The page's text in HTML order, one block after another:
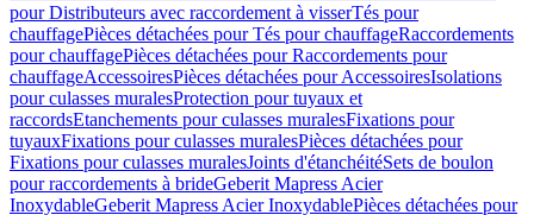
pour Distributeurs avec raccordement à visserTés pour
chauffagePièces détachées pour Tés pour chauffageRaccordements
pour chauffagePièces détachées pour Raccordements pour
chauffageAccessoiresPièces détachées pour AccessoiresIsolations
pour culasses muralesProtection pour tuyaux et
raccordsEtanchements pour culasses muralesFixations pour
tuyauxFixations pour culasses muralesPièces détachées pour
Fixations pour culasses muralesJoints d'étanchéitéSets de boulon
pour raccordements à brideGeberit Mapress Acier
InoxydableGeberit Mapress Acier InoxydablePièces détachées pour